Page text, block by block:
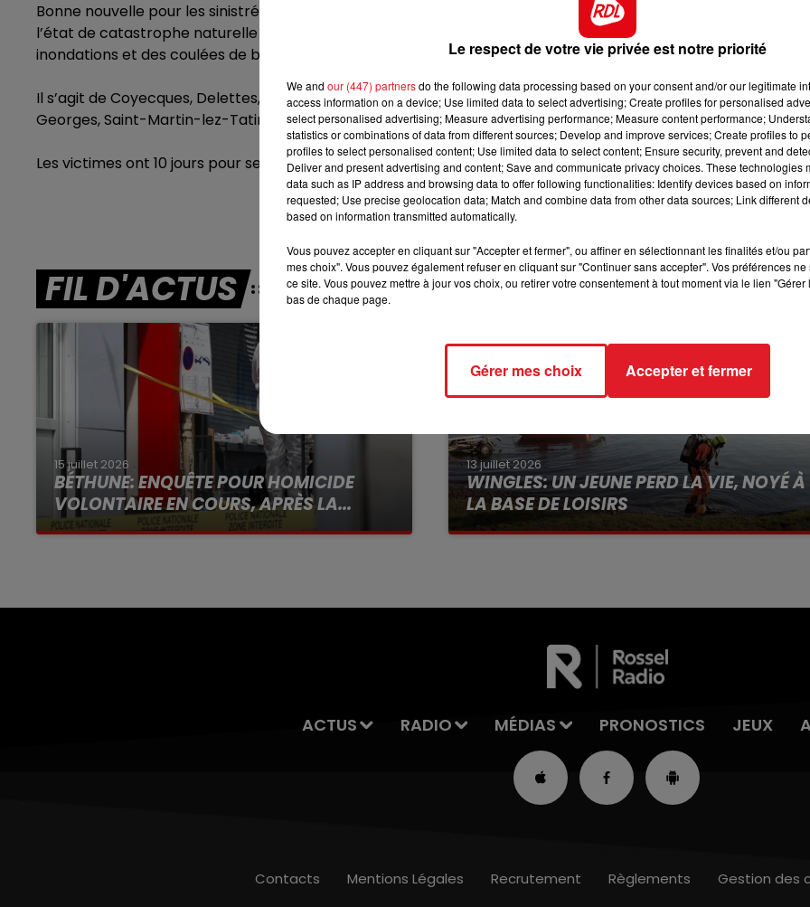
13h00 - 16h00
LES APRÈS-MIDI QUI CHANTENT
16h00 - 19h00
LE JUKEBOX RDL
Bonne nouvelle pour les sinistrés des intempéries de la mi-mai dans le Pas de Calais. 12 communes obtiennent
l’état de catastrophe naturelle suite aux intempéries de la mi-juin. De fortes pluies avaient entraîné des
inondations et des coulées de boue. L'Audomarois avait été plus particulièrement touché.
Il s’agit de Coyecques, Delettes, Ecques, Enquin-lez-Guinegatte, Fillièvres, Fruges, Helfaut, Longuenesse, Saint-
Georges, Saint-Martin-lez-Tatinghem, Saint-Omer, Senlis et Wizernes.
Les victimes ont 10 jours pour se déclarer auprès de leur assurance pour faire reconnaitre un sinistre.
FIL D'ACTUS
15 juillet 2026
BÉTHUNE: ENQUÊTE POUR HOMICIDE
VOLONTAIRE EN COURS, APRÈS LA...
Selon les premiers éléments, le logement
13 juillet 2026
WINGLES: UN JEUNE PERD LA VIE, NOYÉ À
LA BASE DE LOISIRS
La victime a coulé à pic
ACTUS RADIO MÉDIAS PRONOSTICS JEUX
Contacts Mentions Légales Recrutement Règlements Gestion des
Le respect de votre vie privée est notre priorité
We and our (447) partnersdo the following data processing based on your consent and/or our legitimate
access information on a device; Use limited data to select advertising; Create profiles for personalised
select personalised advertising; Measure advertising performance; Measure content performance;
statistics or combinations of data from different sources; Develop and improve services; Create profiles to
profiles to select personalised content; Use limited data to select content; Ensure security, prevent and
Deliver and present advertising and content; Save and communicate privacy choices. These technologies
data such as IP address and browsing data to offer following functionalities: Identify devices based on
requested; Use precise geolocation data; Match and combine data from other data sources; Link different
based on information transmitted automatically.
Vous pouvez accepter en cliquant sur "Accepter et fermer", ou affiner en sélectionnant les finalités et/ou
mes choix". Vous pouvez également refuser en cliquant sur "Continuer sans accepter". Vos préférences
ce site. Vous pouvez mettre à jour vos choix, ou retirer votre consentement à tout moment via le lien
bas de chaque page.
Gérer mes choix Accepter et fermer